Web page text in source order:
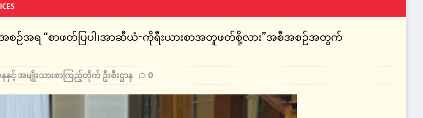
ဉ်အရ “စာဖတ်ပြပါ၊အာဆီယံ-ကိုရီးယားစာအတူဖတ်စို့လား”အစီအစဉ်အတွက်
င့် အမျိုးသားစာကြည့်တိုက် ဦးစီးဌာန 0